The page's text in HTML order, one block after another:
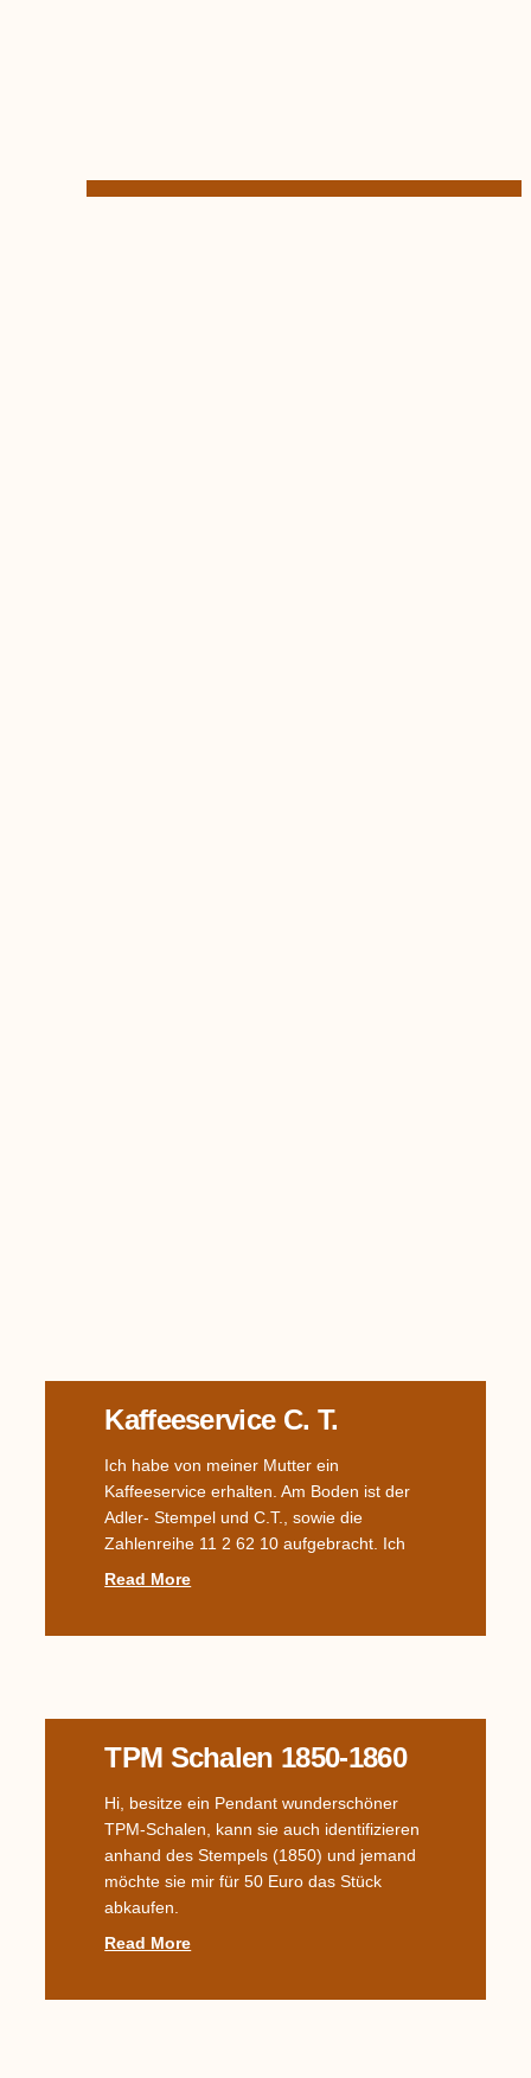
Kaffeeservice C. T.
Ich habe von meiner Mutter ein
Kaffeeservice erhalten. Am Boden ist der
Adler- Stempel und C.T., sowie die
Zahlenreihe 11 2 62 10 aufgebracht. Ich
Read More
TPM Schalen 1850-1860
Hi, besitze ein Pendant wunderschöner
TPM-Schalen, kann sie auch identifizieren
anhand des Stempels (1850) und jemand
möchte sie mir für 50 Euro das Stück
abkaufen.
Read More